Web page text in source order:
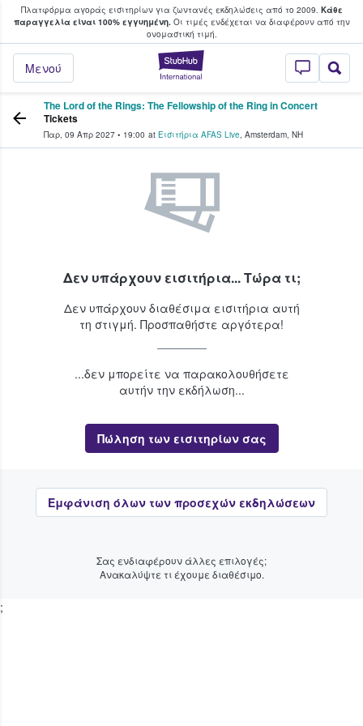
Πλατφόρμα αγοράς εισιτηρίων για ζωντανές εκδηλώσεις από το 2009. Κάθε
παραγγελία είναι 100% εγγυημένη.Οι τιμές ενδέχεται να διαφέρουν από την
oνομαστική τιμή.
StubHub - Όπου
Μενού
φαν αγοράζουν και πουλούν
The Lord of the Rings: The Fellowship of the Ring in Concert
Tickets
Παρ, 09 Απρ 2027 • 19:00 at Εισιτήρια AFAS Live, Amsterdam, NH
Δεν υπάρχουν εισιτήρια... Τώρα τι;
Δεν υπάρχουν διαθέσιμα εισιτήρια αυτή
τη στιγμή. Προσπαθήστε αργότερα!
...δεν μπορείτε να παρακολουθήσετε
αυτήν την εκδήλωση...
Πώληση των εισιτηρίων σας
Εμφάνιση όλων των προσεχών εκδηλώσεων
Σας ενδιαφέρουν άλλες επιλογές;
Ανακαλύψτε τι έχουμε διαθέσιμο.
;